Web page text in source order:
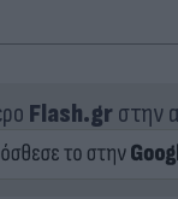
Flash.grστην